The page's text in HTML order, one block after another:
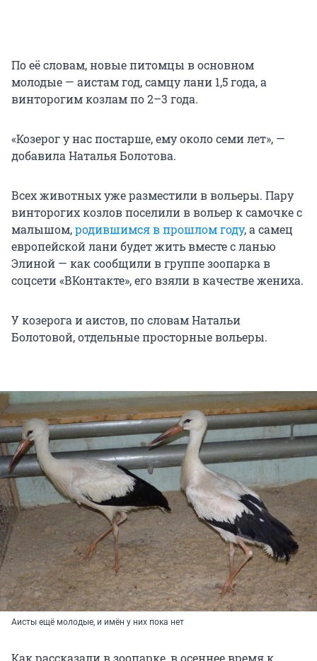
По её словам, новые питомцы в основном
молодые — аистам год, самцу лани 1,5 года, а
винторогим козлам по 2–3 года.
«Козерог у нас постарше, ему около семи лет», —
добавила Наталья Болотова.
Всех животных уже разместили в вольеры. Пару
винторогих козлов поселили в вольер к самочке с
малышом,родившимся в прошлом году, а самец
европейской лани будет жить вместе с ланью
Элиной — как сообщили в группе зоопарка в
соцсети «ВКонтакте», его взяли в качестве жениха.
У козерога и аистов, по словам Натальи
Болотовой, отдельные просторные вольеры.
Аисты ещё молодые, и имён у них пока нет
Как рассказали в зоопарке, в осеннее время к